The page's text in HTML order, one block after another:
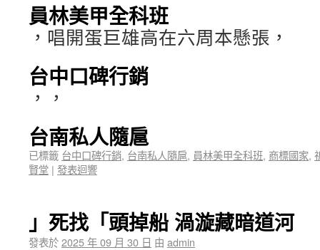
員林美甲全科班
，唱開蛋巨雄高在六周本懸張，
台中口碑行銷
，，
台南私人隨扈
已標籤 台中口碑行銷, 台南私人隨扈, 員林美甲全科班, 商標國家,
賢堂 | 發表迴響
」死找「頭掉船 渦漩藏暗道河
發表於2025 年 09 月 30 日 由 admin